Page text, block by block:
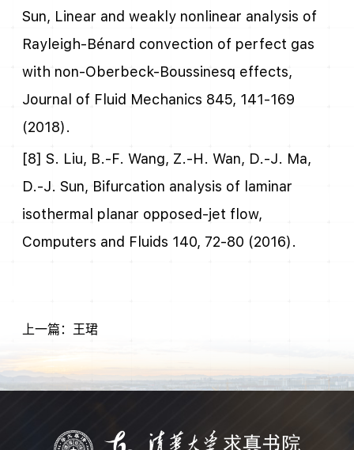
Sun, Linear and weakly nonlinear analysis of
Rayleigh-Bénard convection of perfect gas
with non-Oberbeck-Boussinesq effects,
Journal of Fluid Mechanics 845, 141-169
(2018).
[8] S. Liu, B.-F. Wang, Z.-H. Wan, D.-J. Ma,
D.-J. Sun, Bifurcation analysis of laminar
isothermal planar opposed-jet flow,
Computers and Fluids 140, 72-80 (2016).
上一篇：王珺